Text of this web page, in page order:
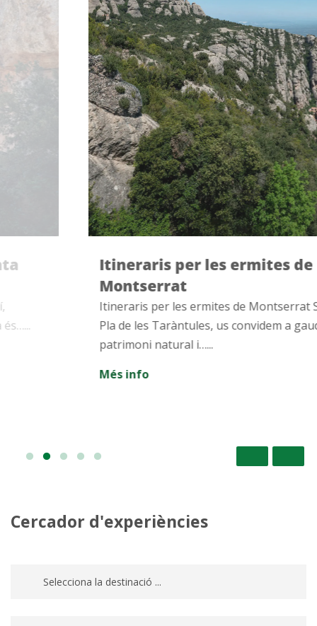
Itineraris per les ermites de
Montserrat
Itineraris per les ermites de Montserrat Situats al
Pla de les Taràntules, us convidem a gaudir del
patrimoni natural i…...
Cercador d'experiències